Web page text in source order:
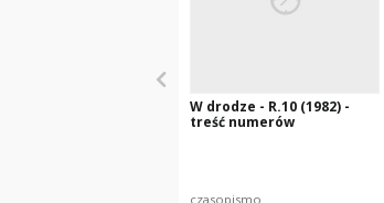
W drodze - R.10 (1982) -
treść numerów
czasopismo